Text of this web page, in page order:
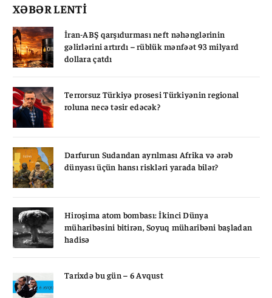
XƏBƏR LENTİ
İran-ABŞ qarşıdurması neft nəhənglərinin
gəlirlərini artırdı – rüblük mənfəət 93 milyard
dollara çatdı
Terrorsuz Türkiyə prosesi Türkiyənin regional
roluna necə təsir edəcək?
Darfurun Sudandan ayrılması Afrika və ərəb
dünyası üçün hansı riskləri yarada bilər?
Hiroşima atom bombası: İkinci Dünya
müharibəsini bitirən, Soyuq müharibəni başladan
hadisə
Tarixdə bu gün – 6 Avqust